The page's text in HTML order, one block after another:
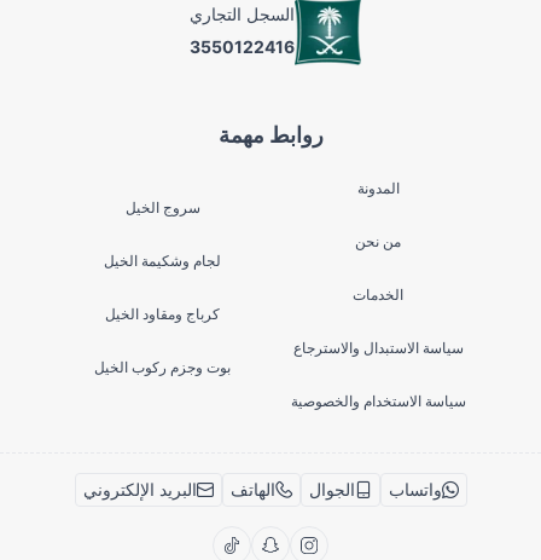
روابط مهمة
المدونة
من نحن
الخدمات
سياسة الاستبدال والاسترجاع
سياسة الاستخدام والخصوصية
سروج الخيل
لجام وشكيمة الخيل
كرباج ومقاود الخيل
بوت وجزم ركوب الخيل
السجل التجاري
3550122416
واتساب الجوال الهاتف البريد الإلكتروني